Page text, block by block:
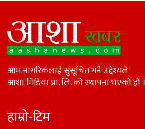
आम नागरिकलाई सुसूचित गर्ने उद्देश्यले
आशा मिडिया प्रा. लि. को स्थापना भएको हो ।
हाम्रो-टिम